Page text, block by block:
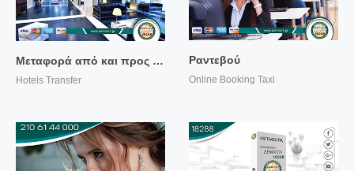
Περισσότερα...
Μεταφορά από και προς Ξενοδοχεία
Hotels Transfer
Περισσότερα...
Ραντεβού
Online Booking Taxi